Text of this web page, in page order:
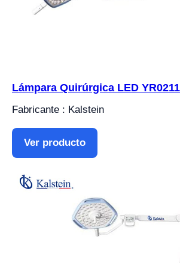
Lámpara Quirúrgica LED
Fabricante : Kalstein
Ver producto